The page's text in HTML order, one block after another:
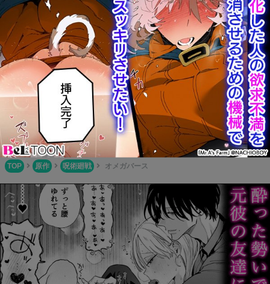
Boys Books(ボーイズブックス)
BL同人誌が簡単に一気読み！1タップで本編全てが読めちゃ
う便利なサイト！
ふじょコミ！
腐女子御用達の新定番サイト！色々なアニメやゲームの優良
BL作品が多数掲載されています！
TOP 原作 呪術廻戦 オメガバース